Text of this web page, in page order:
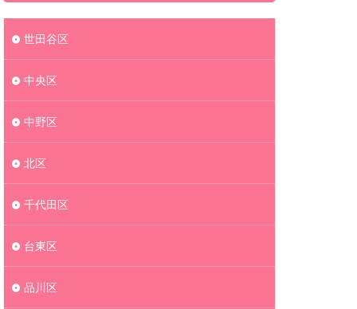
世田谷区
中央区
中野区
北区
千代田区
台東区
品川区